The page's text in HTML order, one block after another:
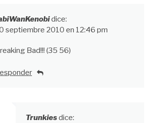
dice:
septiembre 2010 en 12:46 pm
Bad!!! (35 56)
Trunkiesdice: